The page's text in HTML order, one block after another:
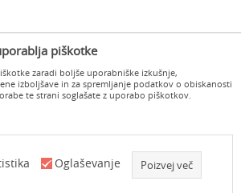
vračilo
, IzdelavaNB SOFT. Vse pravice pridržane.
piškotke
zaradi boljše uporabniške izkušnje,
izboljšave in za spremljanje podatkov o obiskanosti
te strani soglašate z uporabo piškotkov.
Oglaševanje Poizvej več